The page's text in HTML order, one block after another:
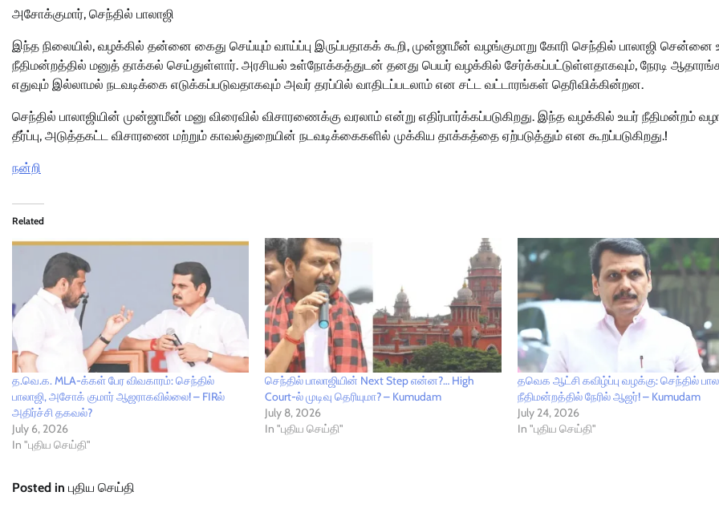
அசோக்குமார், செந்தில் பாலாஜி
இந்த நிலையில், வழக்கில் தன்னை கைது செய்யும் வாய்ப்பு இருப்பதாகக் கூறி, முன்ஜாமீன் வழங்குமாறு கோரி செந்தில் பாலாஜி சென்னை
நீதிமன்றத்தில் மனுத் தாக்கல் செய்துள்ளார். அரசியல் உள்நோக்கத்துடன் தனது பெயர் வழக்கில் சேர்க்கப்பட்டுள்ளதாகவும், நேரடி
எதுவும் இல்லாமல் நடவடிக்கை எடுக்கப்படுவதாகவும் அவர் தரப்பில் வாதிடப்படலாம் என சட்ட வட்டாரங்கள் தெரிவிக்கின்றன.
செந்தில் பாலாஜியின் முன்ஜாமீன் மனு விரைவில் விசாரணைக்கு வரலாம் என்று எதிர்பார்க்கப்படுகிறது. இந்த வழக்கில் உயர் நீதிமன்றம்
தீர்ப்பு, அடுத்தகட்ட விசாரணை மற்றும் காவல்துறையின் நடவடிக்கைகளில் முக்கிய தாக்கத்தை ஏற்படுத்தும் என கூறப்படுகிறது.!
நன்றி
Related
த.வெ.க. MLA-க்கள் பேர விவகாரம்: செந்தில்
பாலாஜி, அசோக் குமார் ஆஜராகவில்லை! – FIRல்
அதிர்ச்சி தகவல்?
July 6, 2026
In "புதிய செய்தி"
செந்தில் பாலாஜியின் Next Step என்ன?… High
Court-ல் முடிவு தெரியுமா? – Kumudam
July 8, 2026
In "புதிய செய்தி"
தவெக ஆட்சி கவிழ்ப்பு வழக்கு: செந்தில்
நீதிமன்றத்தில் நேரில் ஆஜர்! – Kumudam
July 24, 2026
In "புதிய செய்தி"
Posted in புதிய செய்தி